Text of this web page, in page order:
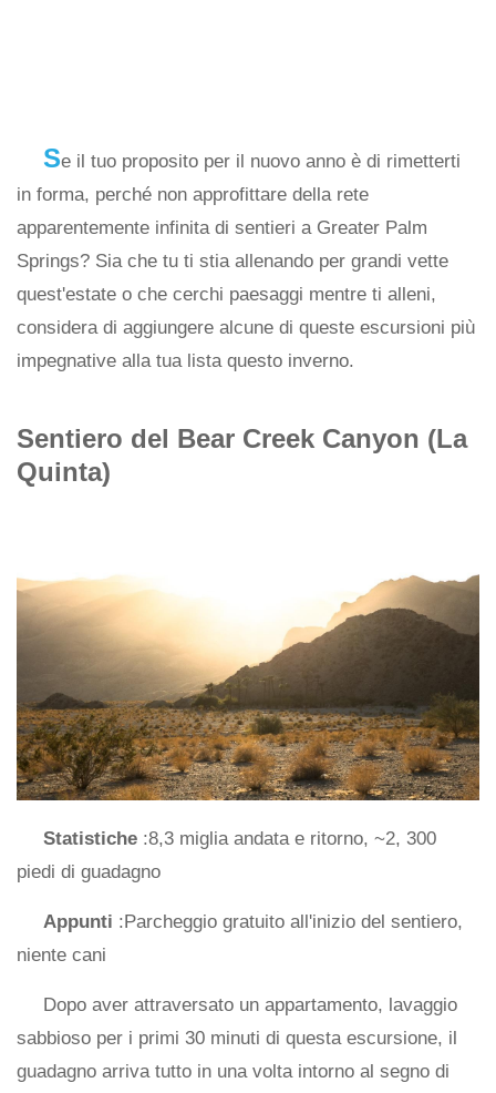
Se il tuo proposito per il nuovo anno è di rimetterti
in forma, perché non approfittare della rete
apparentemente infinita di sentieri a Greater Palm
Springs? Sia che tu ti stia allenando per grandi vette
quest'estate o che cerchi paesaggi mentre ti alleni,
considera di aggiungere alcune di queste escursioni più
impegnative alla tua lista questo inverno.
Sentiero del Bear Creek Canyon (La
Quinta)
Statistiche :8,3 miglia andata e ritorno, ~2, 300
piedi di guadagno
Appunti :Parcheggio gratuito all'inizio del sentiero,
niente cani
Dopo aver attraversato un appartamento, lavaggio
sabbioso per i primi 30 minuti di questa escursione, il
guadagno arriva tutto in una volta intorno al segno di